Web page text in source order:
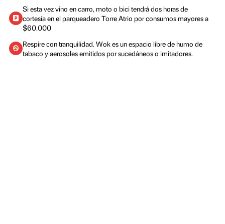
cortesía en el parqueadero Torre Atrio por consumos
$60.000